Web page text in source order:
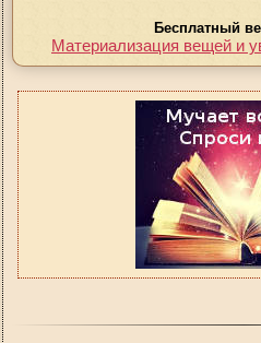
Бесплатный
Материализация вещей и